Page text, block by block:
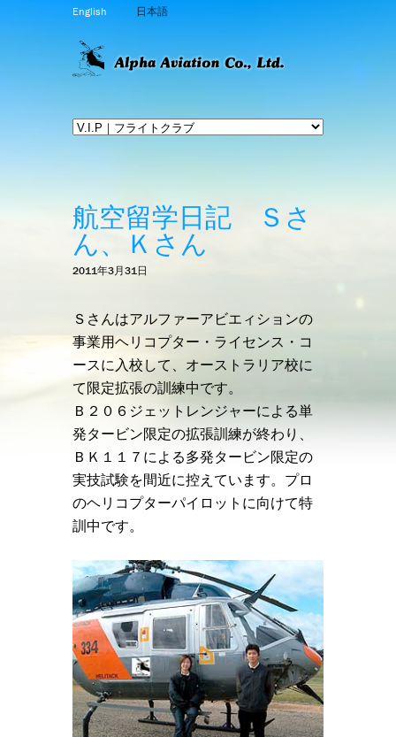
English 日本語
航空留学日記 Ｓさ
ん、Ｋさん
2011年3月31日
Ｓさんはアルファーアビエィションの
事業用ヘリコプター・ライセンス・コ
ースに入校して、オーストラリア校に
て限定拡張の訓練中です。
Ｂ２０６ジェットレンジャーによる単
発タービン限定の拡張訓練が終わり、
ＢＫ１１７による多発タービン限定の
実技試験を間近に控えています。プロ
のヘリコプターパイロットに向けて特
訓中です。